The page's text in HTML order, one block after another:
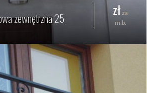
zewnętrzna 25 zł za
m.b.